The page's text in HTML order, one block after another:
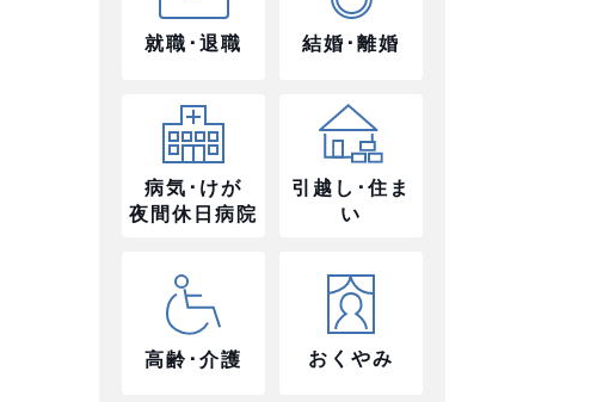
就職･退職 結婚･離婚
病気･けが
夜間休日病院
引越し･住ま
い
高齢･介護 おくやみ